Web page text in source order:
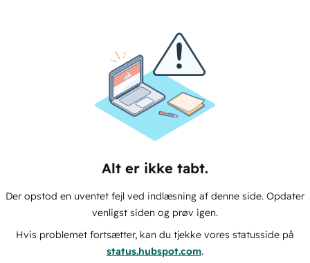
Alt er ikke tabt.
Der opstod en uventet fejl ved indlæsning af denne side. Opdater
venligst siden og prøv igen.
Hvis problemet fortsætter, kan du tjekke vores statusside på
status.hubspot.com.